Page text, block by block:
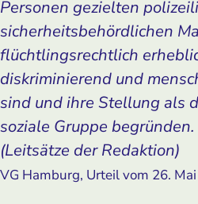
Personen gezielten
sicherheitsbehördlichen
flüchtlingsrechtlich
diskriminierend und
sind und ihre Stellung als
soziale Gruppe begründen.
(Leitsätze der Redaktion)
VG Hamburg, Urteil vom 26.